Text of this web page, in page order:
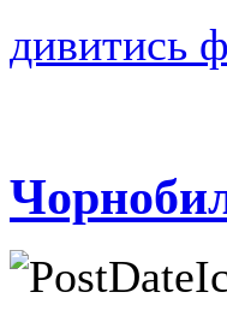
дивитись